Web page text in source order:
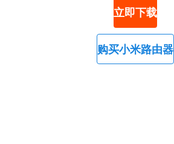
立即下载
购买小米路由器